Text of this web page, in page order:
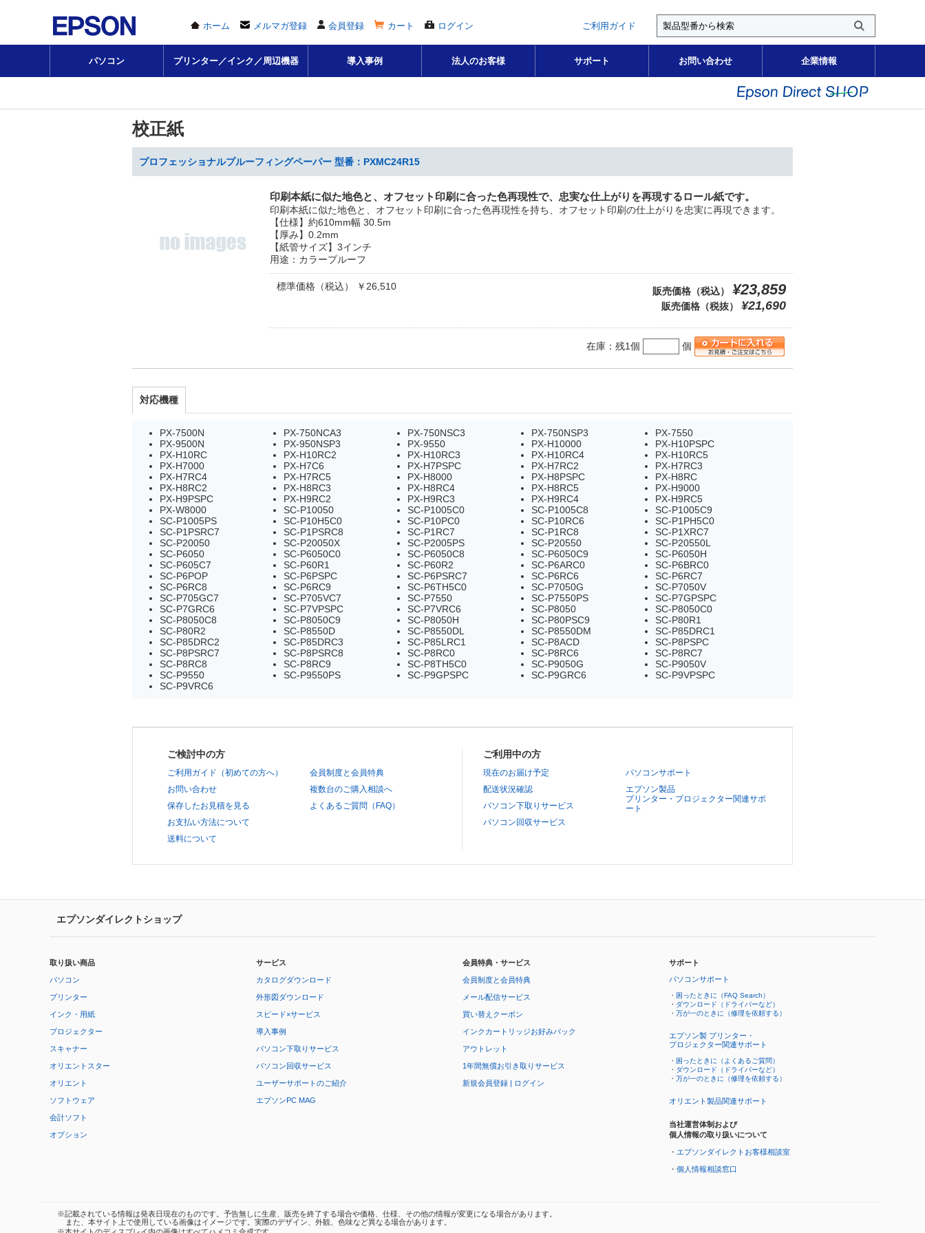
ホーム メルマガ登録 会員登録 カート ログイン ご利用ガイド
パソコン プリンター／インク／周辺機器 導入事例 法人のお客様 サポート お問い合わせ 企業情報
校正紙
プロフェッショナルプルーフィングペーパー 型番：PXMC24R15
印刷本紙に似た地色と、オフセット印刷に合った色再現性で、忠実な仕上がりを再現するロール紙です。
印刷本紙に似た地色と、オフセット印刷に合った色再現性を持ち、オフセット印刷の仕上がりを忠実に再現できます。
【仕様】約610mm幅 30.5m
【厚み】0.2mm
【紙管サイズ】3インチ
用途：カラープルーフ
標準価格（税込） ￥26,510 販売価格（税込） ¥23,859
販売価格（税抜） ¥21,690
在庫：残1個 個
対応機種
PX-7500N PX-750NCA3 PX-750NSC3 PX-750NSP3
PX-7550
PX-9500N
PX-950NSP3 PX-9550 PX-H10000
PX-H10PSPC
PX-H10RC
PX-H10RC2 PX-H10RC3 PX-H10RC4
PX-H10RC5
PX-H7000
PX-H7C6 PX-H7PSPC PX-H7RC2
PX-H7RC3
PX-H7RC4
PX-H7RC5 PX-H8000 PX-H8PSPC
PX-H8RC
PX-H8RC2
PX-H8RC3 PX-H8RC4 PX-H8RC5
PX-H9000
PX-H9PSPC
PX-H9RC2 PX-H9RC3 PX-H9RC4
PX-H9RC5
PX-W8000
SC-P10050 SC-P1005C0 SC-P1005C8
SC-P1005C9
SC-P1005PS
SC-P10H5C0 SC-P10PC0 SC-P10RC6
SC-P1PH5C0
SC-P1PSRC7
SC-P1PSRC8 SC-P1RC7 SC-P1RC8
SC-P1XRC7
SC-P20050
SC-P20050X SC-P2005PS SC-P20550
SC-P20550L
SC-P6050
SC-P6050C0 SC-P6050C8 SC-P6050C9
SC-P6050H
SC-P605C7
SC-P60R1 SC-P60R2 SC-P6ARC0
SC-P6BRC0
SC-P6POP
SC-P6PSPC SC-P6PSRC7 SC-P6RC6
SC-P6RC7
SC-P6RC8
SC-P6RC9 SC-P6TH5C0 SC-P7050G
SC-P7050V
SC-P705GC7
SC-P705VC7 SC-P7550 SC-P7550PS
SC-P7GPSPC
SC-P7GRC6
SC-P7VPSPC SC-P7VRC6 SC-P8050
SC-P8050C0
SC-P8050C8
SC-P8050C9 SC-P8050H SC-P80PSC9
SC-P80R1
SC-P80R2
SC-P8550D SC-P8550DL SC-P8550DM
SC-P85DRC1
SC-P85DRC2
SC-P85DRC3 SC-P85LRC1 SC-P8ACD
SC-P8PSPC
SC-P8PSRC7
SC-P8PSRC8 SC-P8RC0 SC-P8RC6
SC-P8RC7
SC-P8RC8
SC-P8RC9 SC-P8TH5C0 SC-P9050G
SC-P9050V
SC-P9550
SC-P9550PS SC-P9GPSPC SC-P9GRC6
SC-P9VPSPC
SC-P9VRC6
ご検討中の方
ご利用ガイド（初めての方へ）
お問い合わせ
保存したお見積を見る
お支払い方法について
送料について
会員制度と会員特典
複数台のご購入相談へ
よくあるご質問（FAQ）
ご利用中の方
現在のお届け予定
配送状況確認
パソコン下取りサービス
パソコン回収サービス
パソコンサポート
エプソン製品
プリンター・プロジェクター関連サポ
ート
エプソンダイレクトショップ
取り扱い商品
パソコン
プリンター
インク・用紙
プロジェクター
スキャナー
オリエントスター
オリエント
ソフトウェア
会計ソフト
オプション
サービス
カタログダウンロード
外形図ダウンロード
スピード×サービス
導入事例
パソコン下取りサービス
パソコン回収サービス
ユーザーサポートのご紹介
エプソンPC MAG
会員特典・サービス
会員制度と会員特典
メール配信サービス
買い替えクーポン
インクカートリッジお好みパック
アウトレット
1年間無償お引き取りサービス
新規会員登録 | ログイン
サポート
パソコンサポート
・ 困ったときに（FAQ Search）
・ ダウンロード（ドライバーなど）
・ 万が一のときに（修理を依頼する）
エプソン製 プリンター・
プロジェクター関連サポート
・ 困ったときに（よくあるご質問）
・ ダウンロード（ドライバーなど）
・ 万が一のときに（修理を依頼する）
オリエント製品関連サポート
当社運営体制および
個人情報の取り扱いについて
・ エプソンダイレクトお客様相談室
・ 個人情報相談窓口
※記載されている情報は発表日現在のものです。予告無しに生産、販売を終了する場合や価格、仕様、その他の情報が変更になる場合があります。
また、本サイト上で使用している画像はイメージです。実際のデザイン、外観、色味など異なる場合があります。